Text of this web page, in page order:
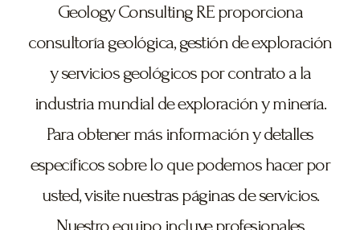
Geology Consulting RE proporciona
consultoría geológica, gestión de exploración
y servicios geológicos por contrato a la
industria mundial de exploración y minería.
Para obtener más información y detalles
específicos sobre lo que podemos hacer por
usted, visite nuestras páginas de servicios.